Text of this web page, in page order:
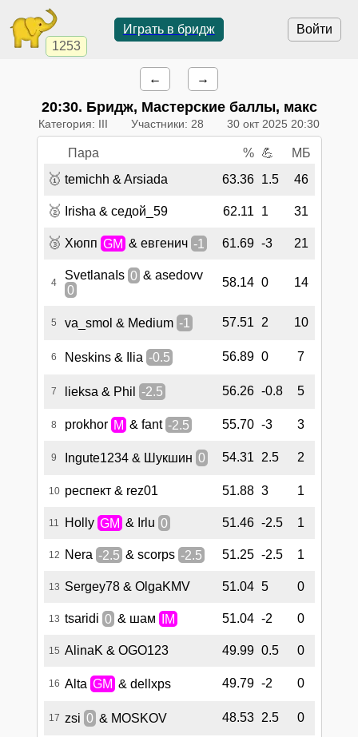
1253
Войти
Играть в бридж
← →
20:30. Бридж, Мастерские баллы, макс
Категория: III Участники: 28 30 окт 2025 20:30
Пара % 💪 МБ
🥇 temichh & Arsiada 63.36 1.5 46
🥈 Irisha & седой_59 62.11 1 31
🥉 Хюпп GM & евгенич -1 61.69 -3 21
4
SvetlanaIs 0 & asedovv
0
58.14 0 14
5 va_smol & Medium -1 57.51 2 10
6 Neskins & Ilia -0.5 56.89 0 7
7 lieksa & Phil -2.5 56.26 -0.8 5
8 prokhor M & fant -2.5 55.70 -3 3
9 Ingute1234 & Шукшин 0 54.31 2.5 2
10 респект & rez01 51.88 3 1
11 Holly GM & Irlu 0 51.46 -2.5 1
12 Nera -2.5 & scorps -2.5 51.25 -2.5 1
13 Sergey78 & OlgaKMV 51.04 5 0
13 tsaridi 0 & шам IM 51.04 -2 0
15 AlinaK & OGO123 49.99 0.5 0
16 Alta GM & dellxps 49.79 -2 0
17 zsi 0 & MOSKOV 48.53 2.5 0